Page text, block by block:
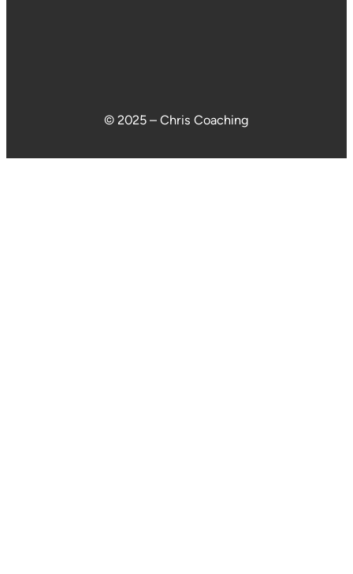
© 2025 – Chris Coaching